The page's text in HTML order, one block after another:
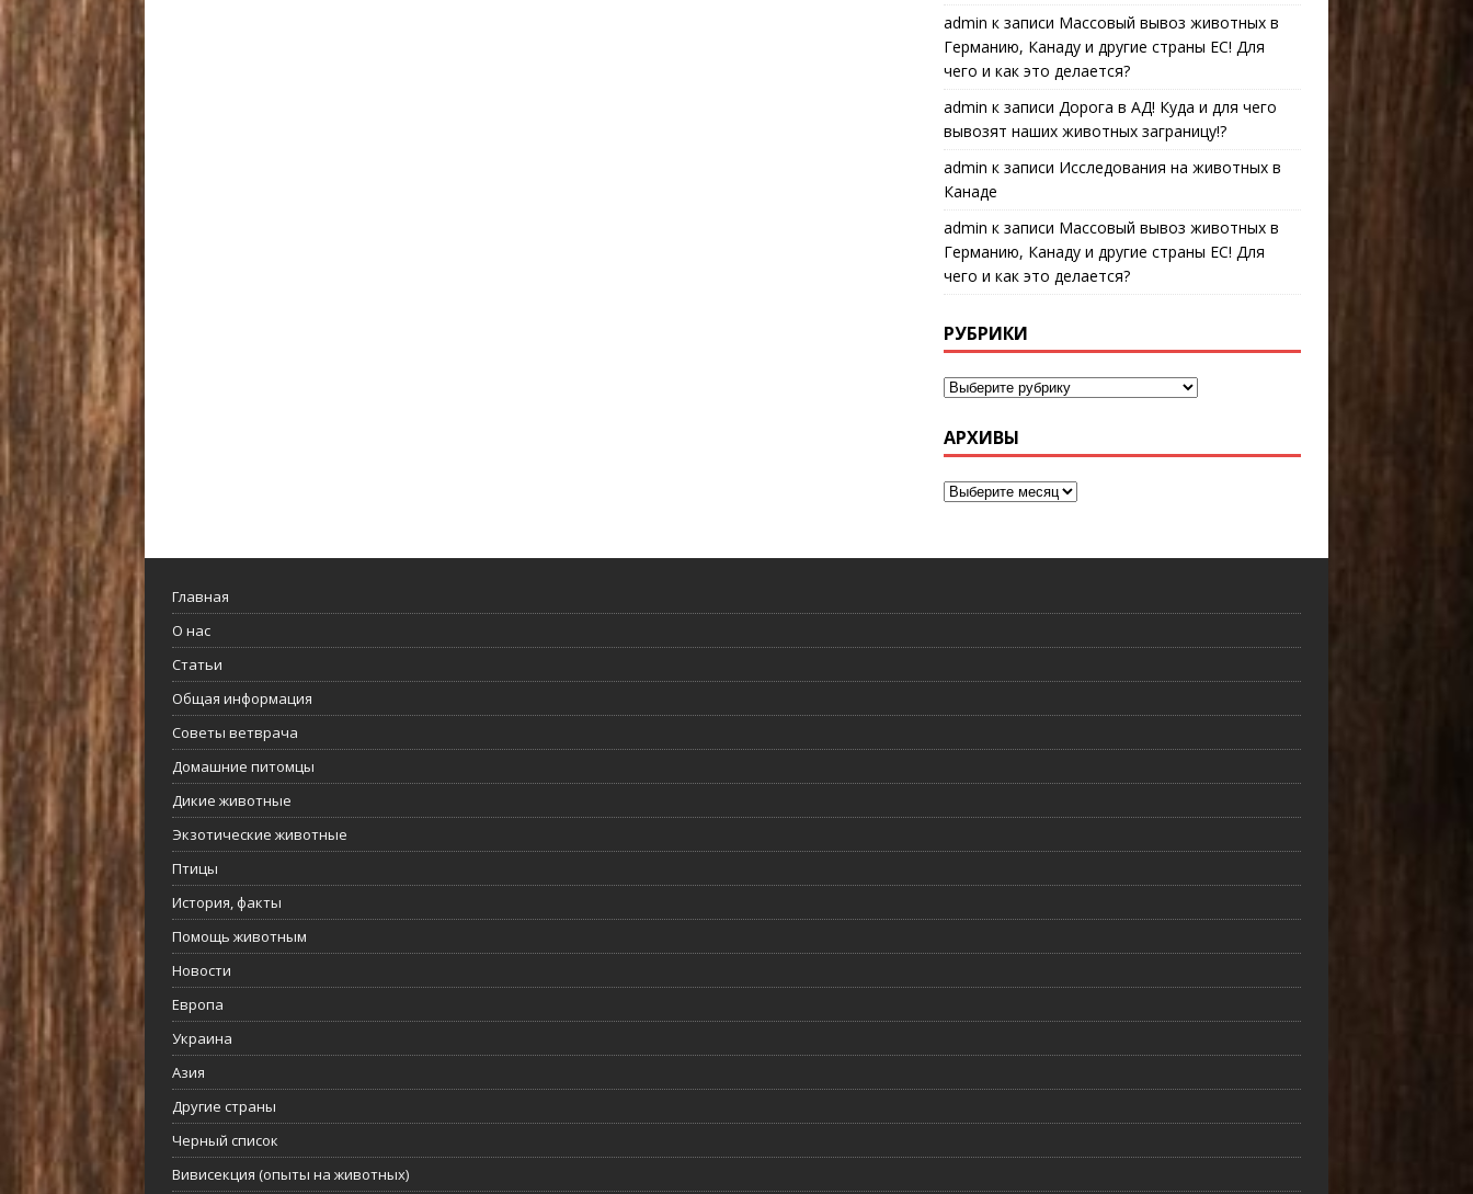
admin к записи Массовый вывоз животных в
Германию, Канаду и другие страны ЕС! Для
чего и как это делается?
admin к записи Дорога в АД! Куда и для чего
вывозят наших животных заграницу!?
admin к записи Исследования на животных в
Канаде
admin к записи Массовый вывоз животных в
Германию, Канаду и другие страны ЕС! Для
чего и как это делается?
РУБРИКИ
АРХИВЫ
Главная
О нас
Статьи
Общая информация
Советы ветврача
Домашние питомцы
Дикие животные
Экзотические животные
Птицы
История, факты
Помощь животным
Новости
Европа
Украина
Азия
Другие страны
Черный список
Вивисекция (опыты на животных)